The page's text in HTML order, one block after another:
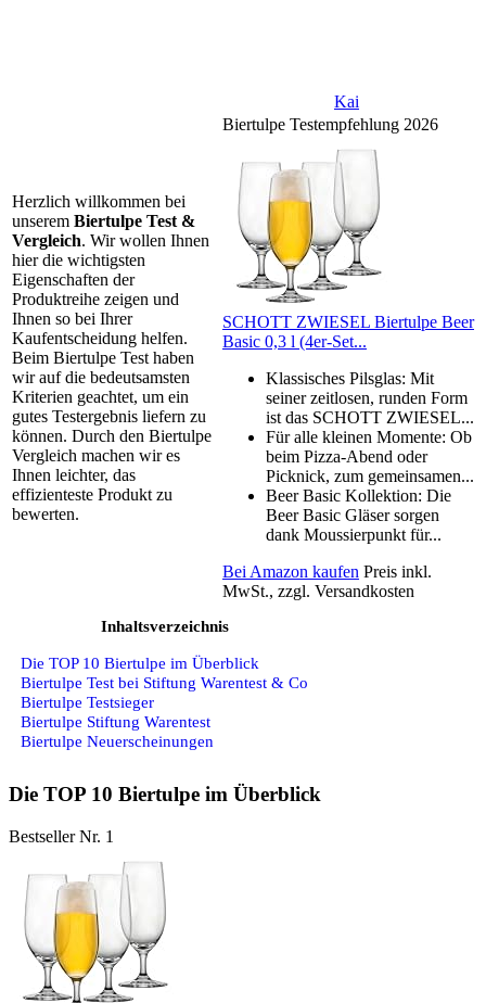
Kai
Herzlich willkommen bei
unserem Biertulpe Test &
Vergleich. Wir wollen Ihnen
hier die wichtigsten
Eigenschaften der
Produktreihe zeigen und
Ihnen so bei Ihrer
Kaufentscheidung helfen.
Beim Biertulpe Test haben
wir auf die bedeutsamsten
Kriterien geachtet, um ein
gutes Testergebnis liefern zu
können. Durch den Biertulpe
Vergleich machen wir es
Ihnen leichter, das
effizienteste Produkt zu
bewerten.
Biertulpe Testempfehlung 2026
SCHOTT ZWIESEL Biertulpe Beer
Basic 0,3 l (4er-Set...
Klassisches Pilsglas: Mit
seiner zeitlosen, runden Form
ist das SCHOTT ZWIESEL...
Für alle kleinen Momente: Ob
beim Pizza-Abend oder
Picknick, zum gemeinsamen...
Beer Basic Kollektion: Die
Beer Basic Gläser sorgen
dank Moussierpunkt für...
Bei Amazon kaufen Preis inkl.
MwSt., zzgl. Versandkosten
Inhaltsverzeichnis
Die TOP 10 Biertulpe im Überblick
Biertulpe Test bei Stiftung Warentest & Co
Biertulpe Testsieger
Biertulpe Stiftung Warentest
Biertulpe Neuerscheinungen
Die TOP 10 Biertulpe im Überblick
Bestseller Nr. 1